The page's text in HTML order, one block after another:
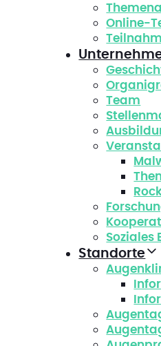
Online-
Team
Soziales
Standorte